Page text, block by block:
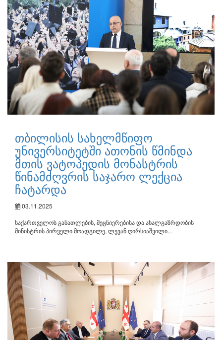
თბილისის სახელმწიფო
უნივერსიტეტში ათონის წმინდა
მთის ვატოპედის მონასტრის
წინამძღვრის საჯარო ლექცია
ჩატარდა
03.11.2025
საქართველოს განათლების, მეცნიერებისა და ახალგაზრდობის
მინისტრის პირველი მოადგილე, ლევან ღირსიაშვილი...